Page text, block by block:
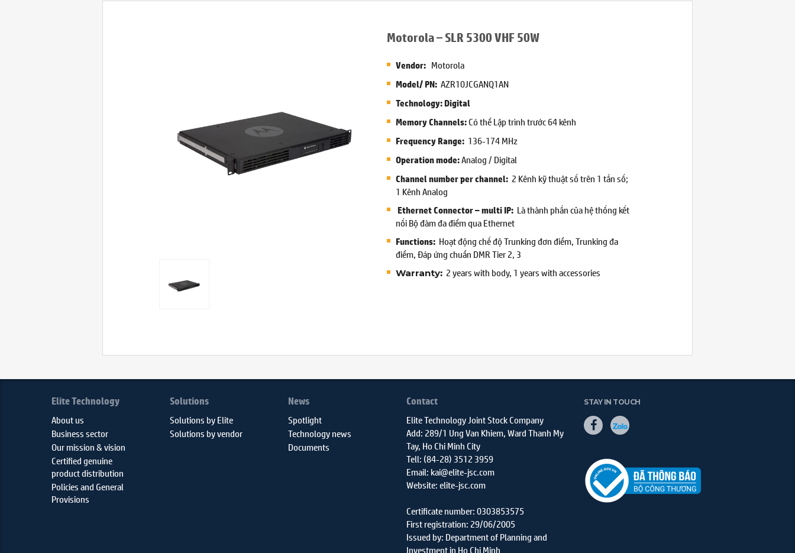
Motorola – SLR 5300 VHF 50W
Vendor: Motorola
Model/ PN: AZR10JCGANQ1AN
Technology: Digital
Memory Channels:Có thể Lập trình trước 64 kênh
Frequency Range: 136-174 MHz
Operation mode:Analog / Digital
Channel number per channel: 2 Kênh kỹ thuật số trên 1 tần số;
1 Kênh Analog
Ethernet Connector – multi IP: Là thành phần của hệ thống kết
nối Bộ đàm đa điểm qua Ethernet
Functions: Hoạt động chế độ Trunking đơn điểm, Trunking đa
điểm, Đáp ứng chuẩn DMR Tier 2, 3
Warranty: 2 years with body, 1 years with accessories
Elite Technology
About us
Business sector
Our mission & vision
Certified genuine
product distribution
Policies and General
Provisions
Solutions
Solutions by Elite
Solutions by vendor
News
Spotlight
Technology news
Documents
Contact
Elite Technology Joint Stock Company
Add: 289/1 Ung Van Khiem, Ward Thanh My
Tay, Ho Chi Minh City
Tell: (84-28) 3512 3959
Email: kai@elite-jsc.com
Website: elite-jsc.com
Certificate number: 0303853575
First registration: 29/06/2005
Issued by: Department of Planning and
Investment in Ho Chi Minh
STAY IN TOUCH